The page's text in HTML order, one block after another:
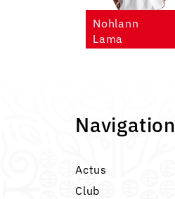
Nohlann
Lama
Navigation
Actus
Club